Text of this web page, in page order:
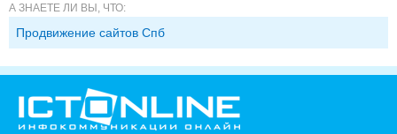
А ЗНАЕТЕ ЛИ ВЫ, ЧТО:
Продвижение сайтов Спб